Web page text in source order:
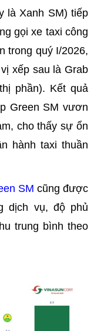
là Xanh SM) tiếp
gọi xe taxi công
trong quý I/2026,
xếp sau là Grab
phần). Kết quả
Green SM vươn
cho thấy sự ổn
hành taxi thuần
SM cũng được
dịch vụ, độ phủ
trung bình theo